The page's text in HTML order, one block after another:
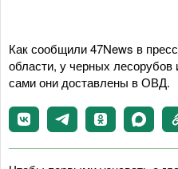
Как сообщили 47News в
области, у черных
сами они доставлены в ОВД.